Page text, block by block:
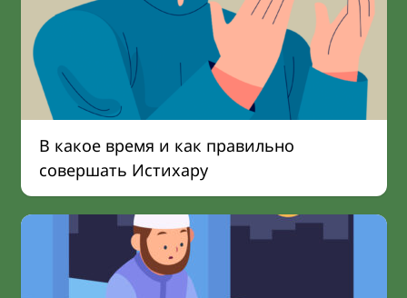
В какое время и как правильно
совершать Истихару